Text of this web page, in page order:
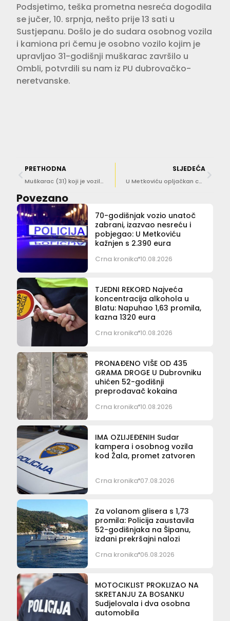
Podsjetimo, teška prometna nesreća dogodila
se jučer, 10. srpnja, nešto prije 13 sati u
Sustjepanu. Došlo je do sudara osobnog vozila
i kamiona pri čemu je osobno vozilo kojim je
upravljao 31-godišnji muškarac završilo u
Ombli, potvrdili su nam iz PU dubrovačko-
neretvanske.
PRETHODNA
Muškarac (31) koji je vozilom sletio u rijeku životno ugrožen
SLJEDEĆA
U Metkoviću opljačkan casino
Povezano
70-godišnjak vozio unatoč
zabrani, izazvao nesreću i
pobjegao: U Metkoviću
kažnjen s 2.390 eura
Crna kronika 10.08.2026
TJEDNI REKORD Najveća
koncentracija alkohola u
Blatu: Napuhao 1,63 promila,
kazna 1320 eura
Crna kronika 10.08.2026
PRONAĐENO VIŠE OD 435
GRAMA DROGE U Dubrovniku
uhićen 52-godišnji
preprodavač kokaina
Crna kronika 10.08.2026
IMA OZLIJEĐENIH Sudar
kampera i osobnog vozila
kod Žala, promet zatvoren
Crna kronika 07.08.2026
Za volanom glisera s 1,73
promila: Policija zaustavila
52-godišnjaka na Šipanu,
izdani prekršajni nalozi
Crna kronika 06.08.2026
MOTOCIKLIST PROKLIZAO NA
SKRETANJU ZA BOSANKU
Sudjelovala i dva osobna
automobila